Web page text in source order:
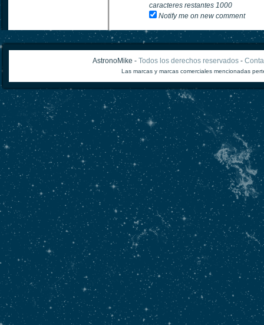
caracteres restantes 1000
Notify me on new comment
AstronoMike - Todos los derechos reservados-
Las marcas y marcas comerciales mencionadas